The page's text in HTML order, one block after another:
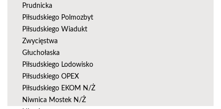
Prudnicka
Piłsudskiego Polmozbyt
Piłsudskiego Wiadukt
Zwycięstwa
Głuchołaska
Piłsudskiego Lodowisko
Piłsudskiego OPEX
Piłsudskiego EKOM N/Ż
Niwnica Mostek N/Ż